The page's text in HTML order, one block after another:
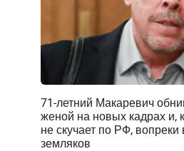
71-летний Макаревич
женой на новых кадрах и,
не скучает по РФ, вопреки
земляков